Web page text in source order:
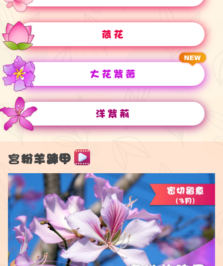
荷花
大花紫薇
洋紫荊
宮粉羊蹄甲